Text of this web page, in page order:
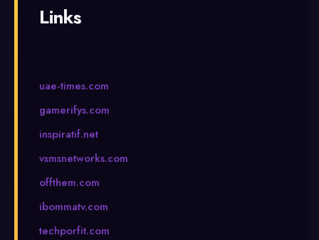
Links
uae-times.com
gamerifys.com
inspiratif.net
vsmsnetworks.com
offthem.com
ibommatv.com
techporfit.com